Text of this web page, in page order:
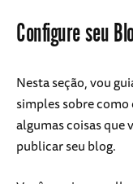
Configure seu
Nesta seção, vou
simples sobre
algumas coisas que
publicar seu blog.